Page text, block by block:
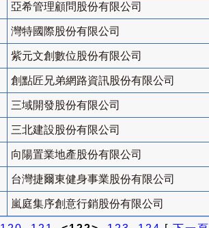
亞希管理顧問股份有限公司
灣特國際股份有限公司
紫元文創數位股份有限公司
創點匠兄弟網路資訊股份有限公司
三域開發股份有限公司
三北建設股份有限公司
向陽置業地產股份有限公司
台灣捷爾東健身事業股份有限公司
嵐庭集序創意行銷股份有限公司